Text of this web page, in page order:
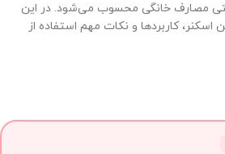
مصارف خانگی محسوب می‌شود. در این
کاربردها و نکات مهم استفاده از